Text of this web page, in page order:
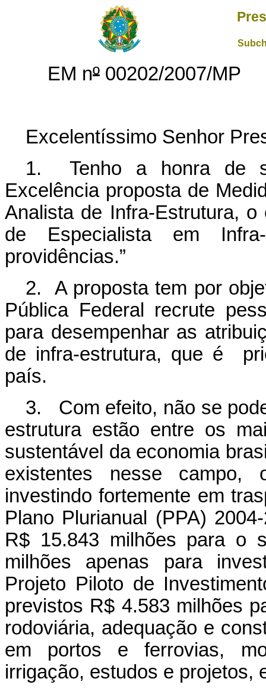
EM nº 00202/2007/MP
Excelentíssimo Senhor
1. Tenho a honra de
Excelência proposta de
Analista de Infra-Estrutura,
de Especialista em Infra-
providências.”
2. A proposta tem por
Pública Federal recrute
para desempenhar as
de infra-estrutura, que é
país.
3. Com efeito, não se
estrutura estão entre os
sustentável da economia
existentes nesse campo,
investindo fortemente em
Plano Plurianual (PPA)
R$ 15.843 milhões para o
milhões apenas para
Projeto Piloto de
previstos R$ 4.583 milhões
rodoviária, adequação e
em portos e ferrovias,
irrigação, estudos e projetos,